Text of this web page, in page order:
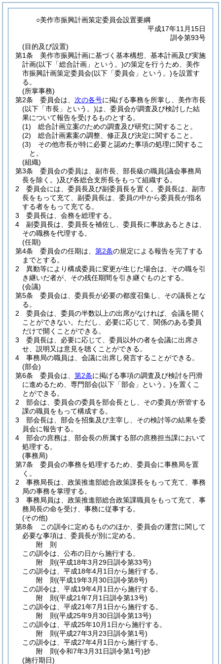
○美作市振興計画策定委員会設置要綱
平成17年11月15日
訓令第93号
(目的及び設置)
第1条
美作市振興計画に基づく基本構想、基本計画及び実施
計画(以下「総合計画」という。)の策定を行うため、美作
市振興計画策定委員会(以下「委員会」という。)を設置す
る。
(所掌事務)
第2条
委員会は、 次の各号に掲げる事務を所掌し、美作市長
(以下「市長」という。)は、委員会が調査及び検討した結
果について報告を受けるものとする。
(1)
総合計画立案のための調査及び研究に関すること。
(2)
総合計画素案の調整、修正及び決定に関すること。
(3)
その他市長が特に必要と認めた事項の処理に関するこ
と。
(組織)
第3条
委員会の委員は、副市長、部長級の職員(議会事務局
長を除く。)及び各総合支所長をもって組織する。
2
委員会には、委員長及び副委員長を置く。 委員長は、副市
長をもって充て、副委員長は、委員の中から委員長が指名
する者をもって充てる。
3
委員長は、会務を総理する。
4
副委員長は、委員長を補佐し、委員長に事故あるときは、
その職務を代理する。
(任期)
第4条
委員会の任期は、 第2条の規定による報告を完了する
までとする。
2
異動等により構成委員に変更が生じた場合は、その職を引
き継いだ者が、その残任期間を引き継ぐものとする。
(会議)
第5条
委員会は、委員長が必要の都度召集し、その議長とな
る。
2
委員会は、委員の半数以上の出席がなければ、会議を開く
ことができない。 ただし、必要に応じて、関係のある委員
だけで開くことができる。
3
委員長は、必要に応じて、委員以外の者を会議に出席さ
せ、説明又は意見を聴くことができる。
4
事務局の職員は、会議に出席し発言することができる。
(部会)
第6条
委員会は、 第2条に掲げる事項の調査及び検討を円滑
に進めるため、専門部会(以下「部会」という。)を置くこ
とができる。
2
部会は、委員会の委員を部会長とし、その委員が所管する
課の職員をもって構成する。
3
部会長は、部会を招集及び主宰し、その検討等の結果を委
員会に報告する。
4
部会の庶務は、部会長の所属する部の庶務担当課において
処理する。
(事務局)
第7条
委員会の事務を処理するため、委員会に事務局を置
く。
2
事務局長は、政策推進部総合政策課長をもって充て、事務
局の事務を掌理する。
3
事務局員は、政策推進部総合政策課職員をもって充て、事
務局長の命を受け、事務に従事する。
(その他)
第8条
この訓令に定めるもののほか、委員会の運営に関して
必要な事項は、委員長が別に定める。
附 則
この訓令は、公布の日から施行する。
附 則(平成18年3月29日訓令第33号)
この訓令は、平成18年4月1日から施行する。
附 則(平成19年3月30日訓令第8号)
この訓令は、平成19年4月1日から施行する。
附 則(平成21年7月1日訓令第13号)
この訓令は、平成21年7月1日から施行する。
附 則(平成25年9月30日訓令第13号)
この訓令は、平成25年10月1日から施行する。
附 則(平成27年3月23日訓令第1号)
この訓令は、平成27年4月1日から施行する。
附 則(令和7年3月31日訓令第1号)抄
(施行期日)